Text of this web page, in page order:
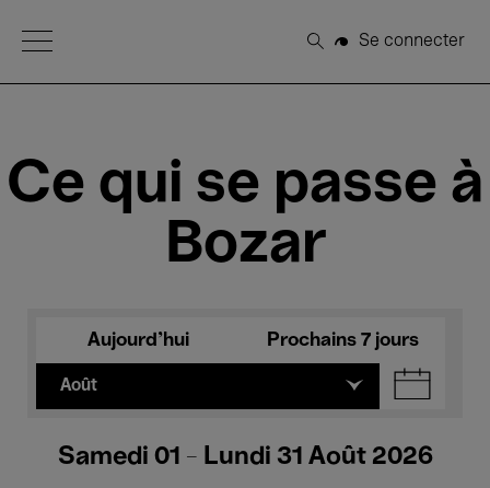
Open Menu
Rechercher
Se connecter
Ce qui se passe à
Bozar
Aujourd'hui Prochains 7 jours
Août
Samedi 01 - Lundi 31 Août 2026